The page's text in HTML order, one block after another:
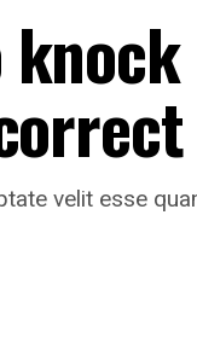
velit esse